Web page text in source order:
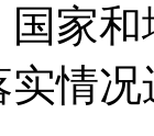
家
情